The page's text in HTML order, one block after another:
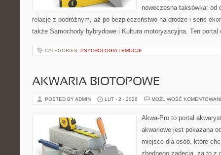
nowoczesna taksówka: od
relacje z podróżnym, aż po bezpieczeństwo na drodze i sens
także Samochody hybrydowe i Kultura motoryzacyjna. Ten
CATEGORIES: PSYCHOLOGIA I EMOCJE
AKWARIA BIOTOPOWE
POSTED BY ADMIN LUT - 2 - 2026 MOŻLIWOŚĆ
Akwa-Pro to portal
akwariowe jest pokazana
miejsce dla osób, które
zbędnego zadęcia, za to z